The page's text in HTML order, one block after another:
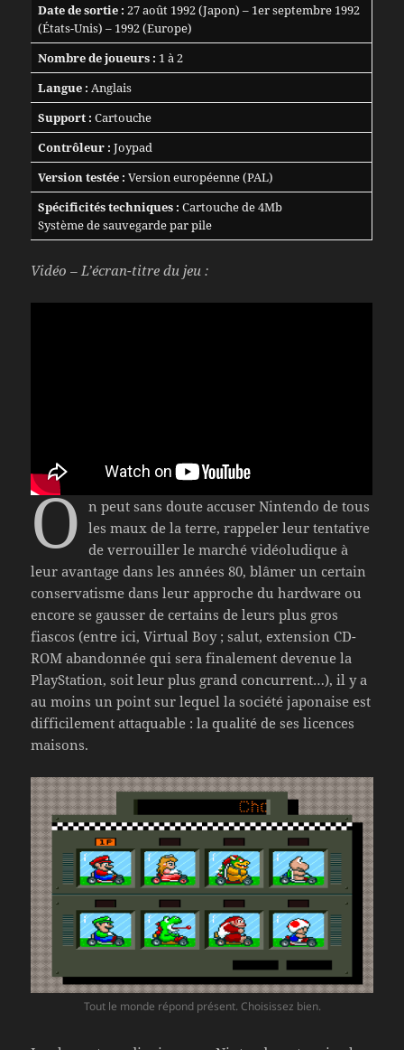
Date de sortie : 27 août 1992 (Japon) – 1er septembre 1992
(États-Unis) – 1992 (Europe)
Nombre de joueurs : 1 à 2
Langue : Anglais
Support : Cartouche
Contrôleur : Joypad
Version testée : Version européenne (PAL)
Spécificités techniques : Cartouche de 4Mb
Système de sauvegarde par pile
Vidéo – L’écran-titre du jeu :
O n peut sans doute accuser Nintendo de tous
les maux de la terre, rappeler leur tentative
de verrouiller le marché vidéoludique à
leur avantage dans les années 80, blâmer un certain
conservatisme dans leur approche du hardware ou
encore se gausser de certains de leurs plus gros
fiascos (entre ici, Virtual Boy ; salut, extension CD-
ROM abandonnée qui sera finalement devenue la
PlayStation, soit leur plus grand concurrent…), il y a
au moins un point sur lequel la société japonaise est
difficilement attaquable : la qualité de ses licences
maisons.
Tout le monde répond présent. Choisissez bien.